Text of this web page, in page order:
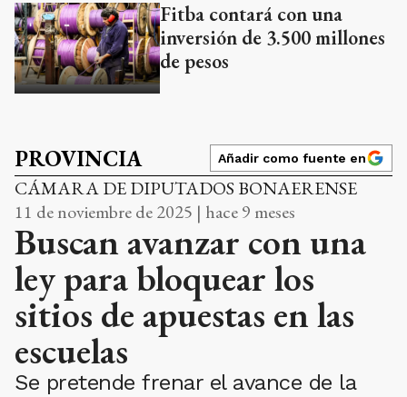
Fitba contará con una
inversión de 3.500 millones
de pesos
PROVINCIA Añadir como fuente en
CÁMARA DE DIPUTADOS BONAERENSE
11 de noviembre de 2025 | hace 9 meses
Buscan avanzar con una
ley para bloquear los
sitios de apuestas en las
escuelas
Se pretende frenar el avance de la